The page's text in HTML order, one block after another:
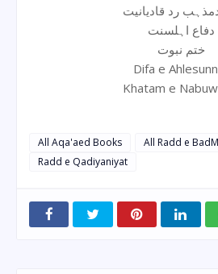
رد قادیانیت
دفاع اہلسنت
ختم نبوت
Difa e
Khatam e
All Aqa'aed Books
All Radd e
Radd e Qadiyaniyat